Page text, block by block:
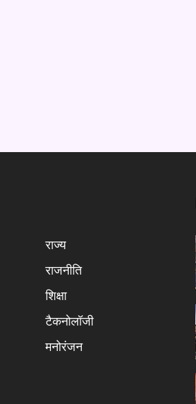
राज्य
राजनीति
शिक्षा
टैकनोलॉजी
मनोरंजन